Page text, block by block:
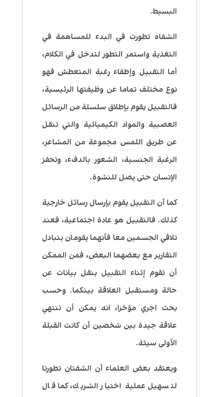
البسيط.
الشفاه تطورت في البدء للمساهمة في
التغذية واستمر التطور لتدخل في الكلام،
أما التقبيل وإطفاء رغبة المتعطش فهو
نوع مختلف تماما عن وظيفتها الرئيسية،
فالتقبيل يقوم بإطلاق سلسلة من الرسائل
العصبية والمواد الكيميائية والتي تنقل
عن طريق اللمس مجموعة من المشاعر،
الرغبة الجنسية، الشعور بالدفء، وتحفز
الإنسان حتى يصل للنشوة.
كما أن التقبيل يقوم بإرسال رسائل خارجية
كذلك. فالتقبيل هو عادة اجتماعية، فعند
تلاقي الجسمين معا فأنهما يقومان بتبادل
التقارير مع بعضهما البعض، فمن الممكن
أن تقوم إثناء التقبيل بنقل بيانات عن
حالة ومستقبل العلاقة بينكما. وحسب
بحث اجري مؤخرا، انه يمكن أن تنتهي
علاقة جيدة بين شخصين أن كانت القبلة
الأولى سيئة.
ويعتقد بعض العلماء أن الشفتان تطورتا
لتسهيل عملية اختيار الشريك، كما قال